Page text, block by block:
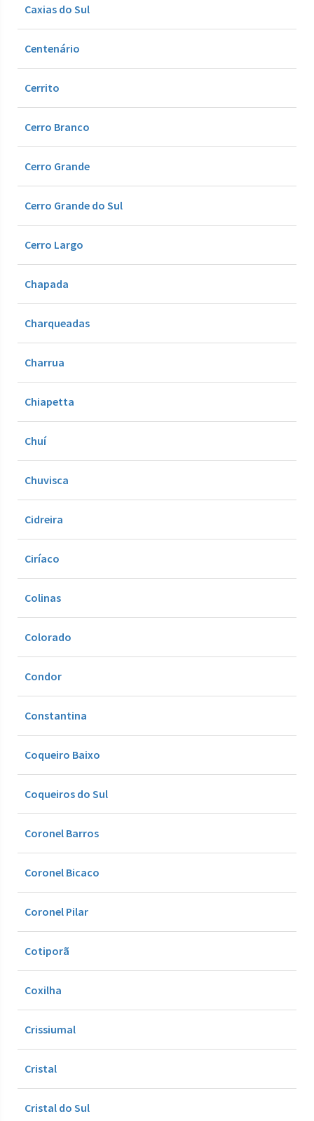
Caxias do Sul
Centenário
Cerrito
Cerro Branco
Cerro Grande
Cerro Grande do Sul
Cerro Largo
Chapada
Charqueadas
Charrua
Chiapetta
Chuí
Chuvisca
Cidreira
Ciríaco
Colinas
Colorado
Condor
Constantina
Coqueiro Baixo
Coqueiros do Sul
Coronel Barros
Coronel Bicaco
Coronel Pilar
Cotiporã
Coxilha
Crissiumal
Cristal
Cristal do Sul